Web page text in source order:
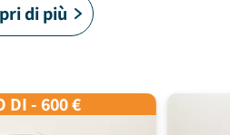
di più
DI - 600 €